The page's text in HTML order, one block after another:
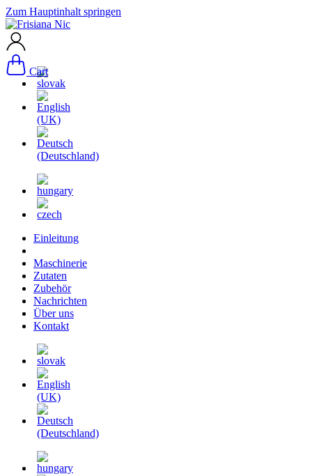
Zum Hauptinhalt springen
Cart
Einleitung
Maschinerie
Zutaten
Zubehör
Nachrichten
Über uns
Kontakt